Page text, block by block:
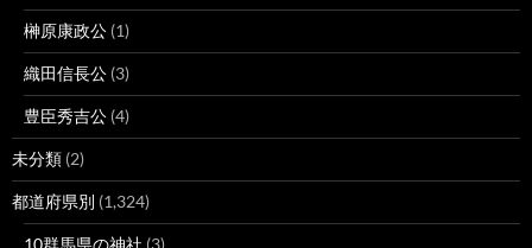
榊原康政公 (1)
織田信長公 (3)
豊臣秀吉公 (4)
未分類 (2)
都道府県別 (1,324)